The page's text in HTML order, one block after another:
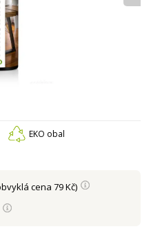
EKO obal
cena 79 Kč)